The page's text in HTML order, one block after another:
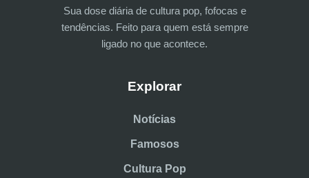
Sua dose diária de cultura pop, fofocas e
tendências. Feito para quem está sempre
ligado no que acontece.
Explorar
Notícias
Famosos
Cultura Pop